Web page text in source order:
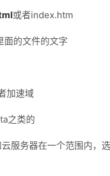
或者index.htm
的文件的文字
加速域
之类的
服务器在一个范围内，选